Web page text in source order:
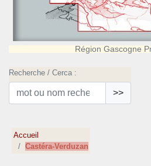
Région Gascogne
Recherche / Cerca :
>>
Accueil
Castéra-Verduzan